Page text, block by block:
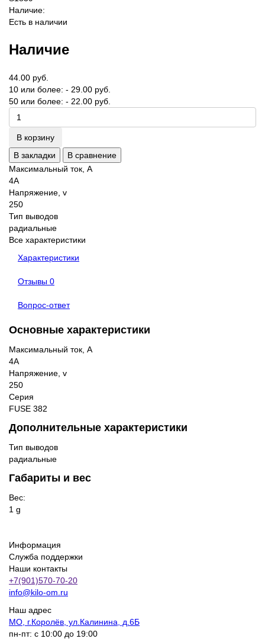
Наличие:
Есть в наличии
Наличие
44.00 руб.
10 или более: - 29.00 руб.
50 или более: - 22.00 руб.
В корзину
В закладки
В сравнение
Максимальный ток, А
4A
Напряжение, v
250
Тип выводов
радиальные
Все характеристики
Характеристики
Отзывы 0
Вопрос-ответ
Основные характеристики
Максимальный ток, А
4A
Напряжение, v
250
Серия
FUSE 382
Дополнительные характеристики
Тип выводов
радиальные
Габариты и вес
Вес:
1 g
Информация
Служба поддержки
Наши контакты
+7(901)570-70-20
info@kilo-om.ru
Наш адрес
МО, г.Королёв, ул.Калинина, д.6Б
пн-пт: с 10:00 до 19:00